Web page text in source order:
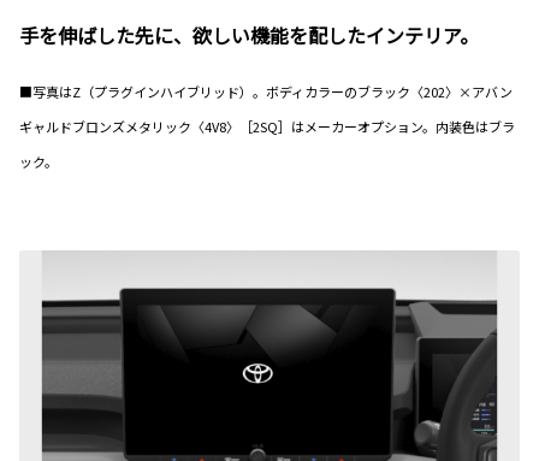
手を伸ばした先に、欲しい機能を配したインテリア。
■写真はZ（プラグインハイブリッド）。ボディカラーのブラック〈202〉×アバン
ギャルドブロンズメタリック〈4V8〉［2SQ］はメーカーオプション。内装色はブラ
ック。